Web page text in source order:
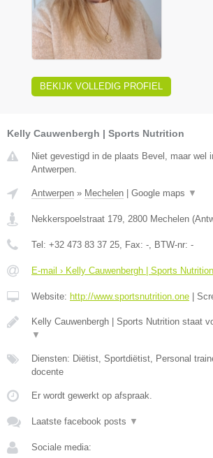
BEKIJK VOLLEDIG PROFIEL
Kelly Cauwenbergh | Sports Nutrition
Niet gevestigd in de plaats Bevel, maar wel
Antwerpen.
Antwerpen » Mechelen | Google maps ▼
Nekkerspoelstraat 179 2800 Mechelen (
Tel: +32 473 83 37 25 , Fax: - , BTW-nr: -
E-mail › Kelly Cauwenbergh | Sports Nutrition
Website: http://www.sportsnutrition.one |
Kelly Cauwenbergh | Sports Nutrition staat
▼
Diensten: Diëtist, Sportdiëtist, Personal
docente
Er wordt gewerkt op afspraak.
Laatste facebook posts ▼
Sociale media: